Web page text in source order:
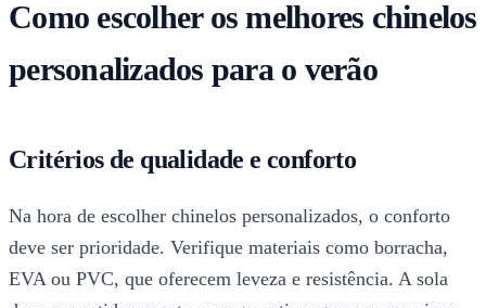
Como escolher os melhores chinelos
personalizados para o verão
Critérios de qualidade e conforto
Na hora de escolher chinelos personalizados, o conforto
deve ser prioridade. Verifique materiais como borracha,
EVA ou PVC, que oferecem leveza e resistência. A sola